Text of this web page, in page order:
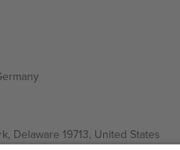
Delaware 19713, United States